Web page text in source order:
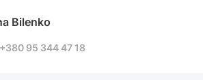
Bilenko
+380 95 344 47 18